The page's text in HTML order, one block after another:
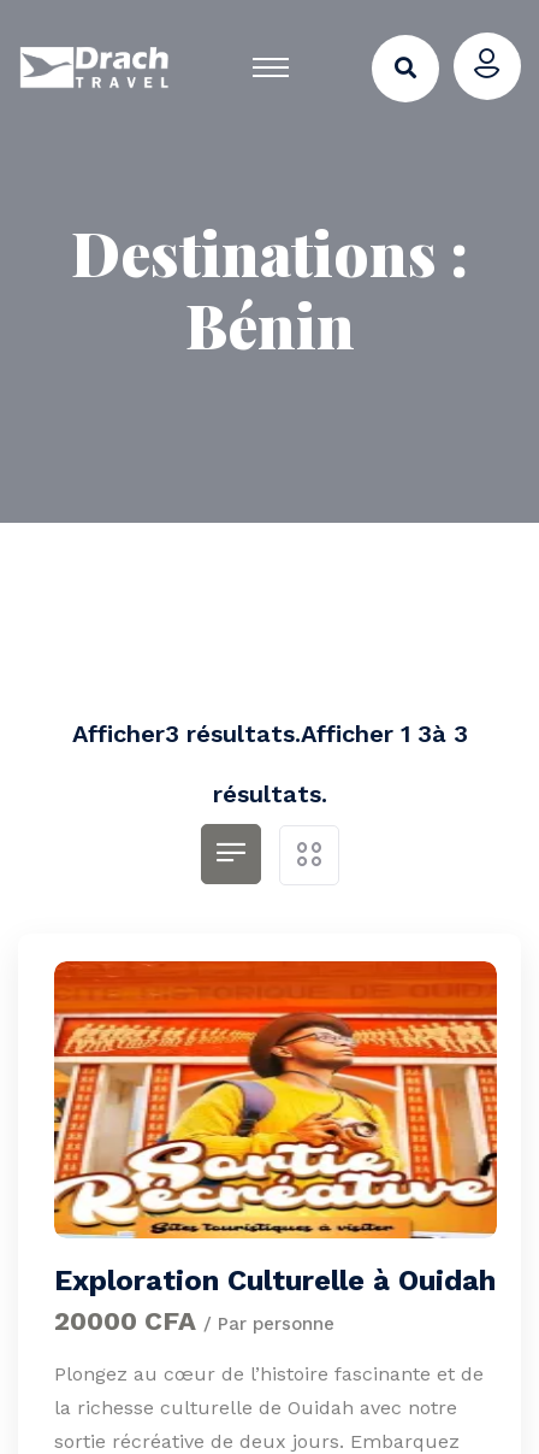
Destinations :
Bénin
Afficher3 résultats.Afficher 1 3à 3
résultats.
Exploration Culturelle à Ouidah
20000 CFA / Par personne
Plongez au cœur de l’histoire fascinante et de
la richesse culturelle de Ouidah avec notre
sortie récréative de deux jours. Embarquez